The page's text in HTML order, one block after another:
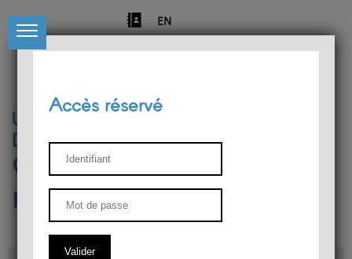
EN
Université de Liège
Département de philosophie
Centre de recherches
phénoménologiques
Accès réservé